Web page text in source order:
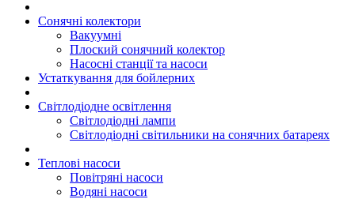
Сонячні колектори
Вакуумні
Плоский сонячний колектор
Насосні станції та насоси
Устаткування для бойлерних
Світлодіодне освітлення
Світлодіодні лампи
Світлодіодні світильники на сонячних батареях
Теплові насоси
Повітряні насоси
Водяні насоси